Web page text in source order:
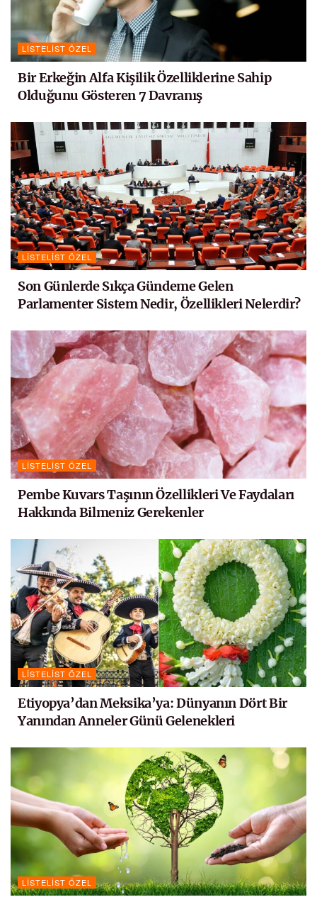
LISTELIST ÖZEL
Bir Erkeğin Alfa Kişilik Özelliklerine Sahip
Olduğunu Gösteren 7 Davranış
LISTELIST ÖZEL
Son Günlerde Sıkça Gündeme Gelen
Parlamenter Sistem Nedir, Özellikleri Nelerdir?
LISTELIST ÖZEL
Pembe Kuvars Taşının Özellikleri Ve Faydaları
Hakkında Bilmeniz Gerekenler
LISTELIST ÖZEL
Etiyopya’dan Meksika’ya: Dünyanın Dört Bir
Yanından Anneler Günü Gelenekleri
LISTELIST ÖZEL